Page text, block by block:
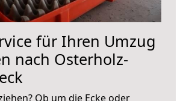
für Ihren Umzug
nach Osterholz-
Ob um die Ecke oder